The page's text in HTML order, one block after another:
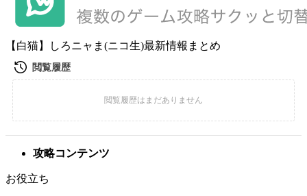
【白猫】しろニャま(ニコ生)最新情報まとめ
攻略コンテンツ
お役立ち